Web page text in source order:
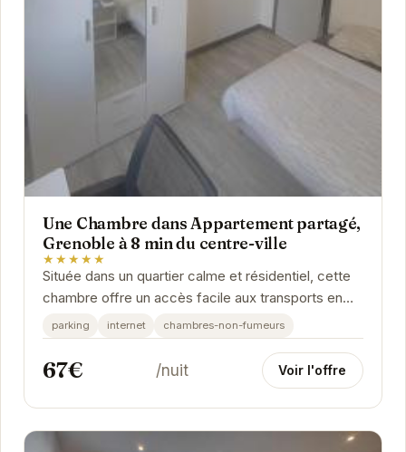
Une Chambre dans Appartement partagé,
Grenoble à 8 min du centre-ville
★★★★★
Située dans un quartier calme et résidentiel, cette
chambre offre un accès facile aux transports en
commun et aux principales attractions de...
parking internet chambres-non-fumeurs
67€ /nuit Voir l'offre